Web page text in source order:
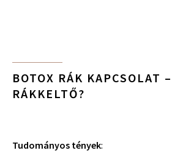
BOTOX RÁK KAPCSOLAT
RÁKKELTŐ?
Tudományos tények: